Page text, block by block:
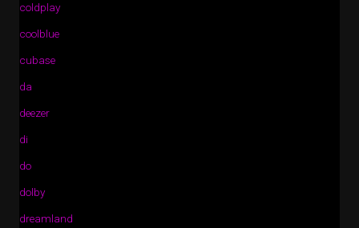
coldplay
coolblue
cubase
da
deezer
di
do
dolby
dreamland